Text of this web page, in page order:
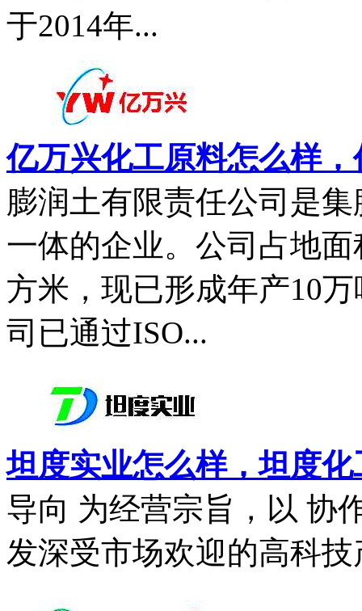
于2014年...
亿万兴化工原料怎么样
膨润土有限责任公司是
一体的企业。公司占地
方米，现已形成年产10
司已通过ISO...
坦度实业怎么样，坦度
导向 为经营宗旨，以 协
发深受市场欢迎的高科